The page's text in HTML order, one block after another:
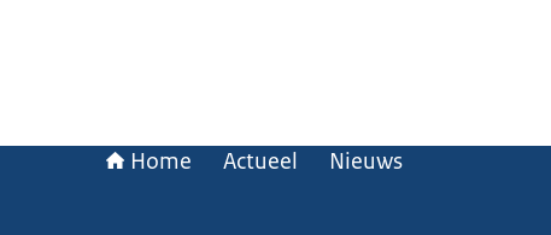
Home Actueel Nieuws